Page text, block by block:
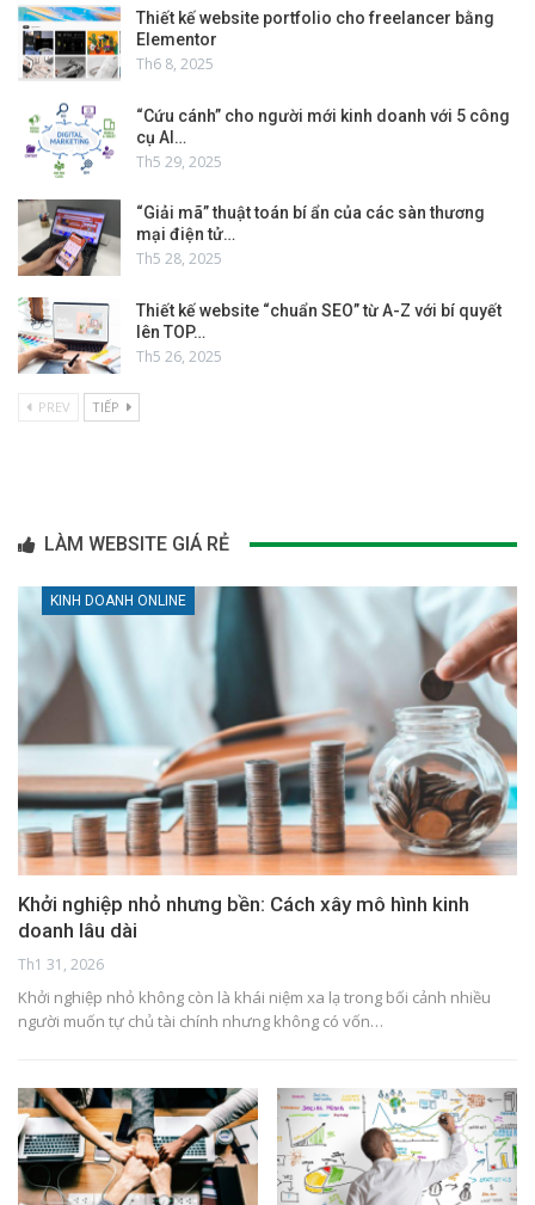
Thiết kế website portfolio cho freelancer bằng
Elementor
Th6 8, 2025
“Cứu cánh” cho người mới kinh doanh với 5 công
cụ AI…
Th5 29, 2025
“Giải mã” thuật toán bí ẩn của các sàn thương
mại điện tử…
Th5 28, 2025
Thiết kế website “chuẩn SEO” từ A-Z với bí quyết
lên TOP…
Th5 26, 2025
PREV TIẾP
LÀM WEBSITE GIÁ RẺ
KINH DOANH ONLINE
Khởi nghiệp nhỏ nhưng bền: Cách xây mô hình kinh
doanh lâu dài
Th1 31, 2026
Khởi nghiệp nhỏ không còn là khái niệm xa lạ trong bối cảnh nhiều
người muốn tự chủ tài chính nhưng không có vốn…